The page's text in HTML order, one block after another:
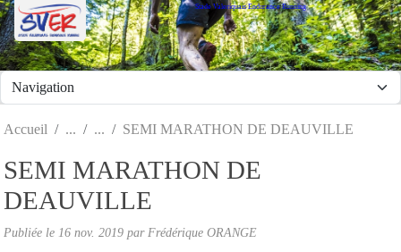
Stade Valeriquais Endurance Running
Accueil SEMI MARATHON DE DEAUVILLE
SEMI MARATHON DE
DEAUVILLE
Publiée le 16 nov. 2019 par Frédérique ORANGE
Panneau de gestion des cookies